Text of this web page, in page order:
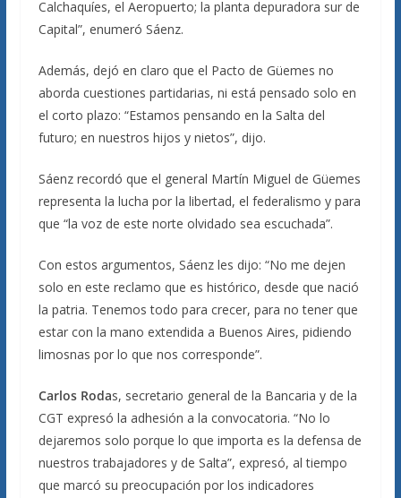
Calchaquíes, el Aeropuerto; la planta depuradora sur de
Capital”, enumeró Sáenz.
Además, dejó en claro que el Pacto de Güemes no
aborda cuestiones partidarias, ni está pensado solo en
el corto plazo: “Estamos pensando en la Salta del
futuro; en nuestros hijos y nietos”, dijo.
Sáenz recordó que el general Martín Miguel de Güemes
representa la lucha por la libertad, el federalismo y para
que “la voz de este norte olvidado sea escuchada”.
Con estos argumentos, Sáenz les dijo: “No me dejen
solo en este reclamo que es histórico, desde que nació
la patria. Tenemos todo para crecer, para no tener que
estar con la mano extendida a Buenos Aires, pidiendo
limosnas por lo que nos corresponde”.
Carlos Rodas, secretario general de la Bancaria y de la
CGT expresó la adhesión a la convocatoria. “No lo
dejaremos solo porque lo que importa es la defensa de
nuestros trabajadores y de Salta”, expresó, al tiempo
que marcó su preocupación por los indicadores